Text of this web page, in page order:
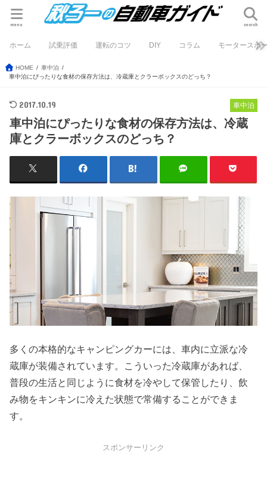
search
menu
ホーム 試乗評価 運転のコツ DIY コラム モータースポ
HOME
車中泊
車中泊にぴったりな食材の保存方法は、冷蔵庫とクラーボックスのどっち？
車中泊
2017.10.19
車中泊にぴったりな食材の保存方法は、冷蔵
庫とクラーボックスのどっち？
多くの本格的なキャンピングカーには、車内に立派な冷
蔵庫が装備されています。こういった冷蔵庫があれば、
普段の生活と同じように食材を冷やして保管したり、飲
み物をキンキンに冷えた状態で常備することができま
す。
スポンサーリンク